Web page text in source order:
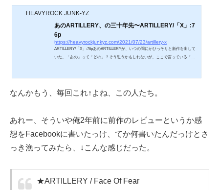
HEAVYROCK JUNK-YZ
あのARTILLERY、の三十年先〜ARTILLERY/「X」:7
6p
https://heavyrockjunkyz.com/2021/07/23/artillery-x
ARTILLERY/「X」:76pあのARTILLERYが、いつの間にかひっそりと新作を出して
いた。「あの」って「どの」？そう思うかもしれないが、ここで言っている「あ
が、この「By Inheritance」であった。クランチィな攻撃性にダークトーンのギタ
ーメロを多彩に塗しながら、しかも時にはアラビアンというかエスニ...
なんかもう、毎回これ↑よね、この人たち。
あれー、そういや俺2年前に前作のレビューというか感
想をFacebookに書いたっけ、てか何書いたんだっけとさ
っき漁ってみたら、↓こんな感じだった。
★ARTILLERY / Face Of Fear